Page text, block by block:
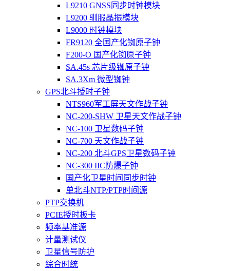
L9210 GNSS同步时钟模块
L9200 驯服晶振模块
L9000 时钟模块
FR9120 全国产化铷原子钟
F200-O 国产化铷原子钟
SA.45s 芯片级铷原子钟
SA.3Xm 微型铷钟
GPS北斗授时子钟
NTS960军工屏天文作战子钟
NC-200-SHW 卫星天文作战子钟
NC-100 卫星数码子钟
NC-700 天文作战子钟
NC-200 北斗GPS卫星数码子钟
NC-300 IIC防爆子钟
国产化卫星时间同步时钟
单北斗NTP/PTP时间源
PTP交换机
PCIE授时板卡
频率基准源
计量测试仪
卫星信号防护
综合时统